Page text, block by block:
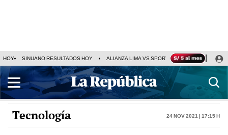
HOY SINUANO RESULTADOS HOY ALIANZA LIMA VS SPORT BOYS JORGE
Tecnología 24 Nov 2021 | 17:15 h